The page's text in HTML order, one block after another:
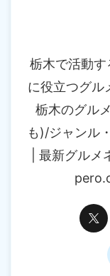
栃木で活動
に役立つグル
栃木のグル
も)/ジャンル
| 最新グル